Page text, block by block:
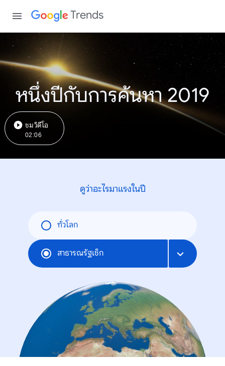
Trends
หนึ่งปีกับการค้นหา 2019
ชมวิดีโอ
02:06
ดูว่าอะไรมาแรงในปี
ทั่วโลก
สาธารณรัฐเช็ก